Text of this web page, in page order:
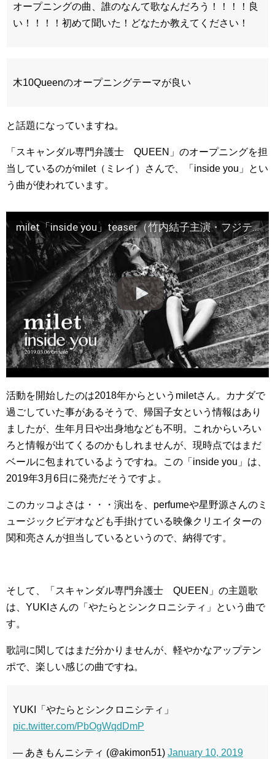
オープニングの曲、誰のなんて歌なんだろう！！！！良
い！！！！初めて聞いた！どなたか教えてください！
木10Queenのオープニングテーマが良い
と話題になっていますね。
「スキャンダル専門弁護士 QUEEN」のオープニングを担
当しているのがmilet（ミレイ）さんで、「inside you」とい
う曲が使われています。
milet「inside you」teaser（竹内結子主演・フジテレビ系ドラマ『スキャンダル専門弁護士 QUEEN』オープニング・テーマ）
活動を開始したのは2018年からというmiletさん。カナダで
過ごしていた事があるそうで、帰国子女という情報はあり
ましたが、生年月日や出身地なども不明。これからいろい
ろと情報が出てくるのかもしれませんが、現時点ではまだ
ベールに包まれているようですね。この「inside you」は、
2019年3月6日に発売だそうですよ。
このカッコよさは・・・演出を、perfumeや星野源さんのミ
ュージックビデオなども手掛けている映像クリエイターの
関和亮さんが担当しているというので、納得です。
そして、「スキャンダル専門弁護士 QUEEN」の主題歌
は、YUKIさんの「やたらとシンクロニシティ」という曲で
す。
歌詞に関してはまだ分かりませんが、軽やかなアップテン
ポで、楽しい感じの曲ですね。
YUKI「やたらとシンクロニシティ」
pic.twitter.com/PbOgWqdDmP
— あきもんニシティ (@akimon51) January 10, 2019